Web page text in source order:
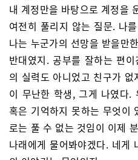
내 계정만을 바탕으로 계정을
여전히 풀리지 않는 질문. 나
나는 누군가의 선망을 받을만
반대였지. 공부를 잘하는 편
의 실력도 아니었고 친구가
이 무난한 학생, 그게 나였다.
혹은 기억하지 못하는 무엇이
로는 풀 수 없는 것임이 이제
나래에게 물어봐야겠다. 네게